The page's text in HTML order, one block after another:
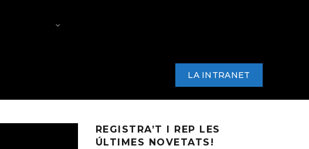
LA INTRANET
REGISTRA’T I REP LES
ÚLTIMES NOVETATS!